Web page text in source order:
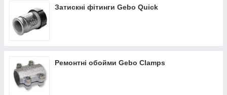
Затискні фітинги Gebo Quick
Ремонтні обойми Gebo Clamps